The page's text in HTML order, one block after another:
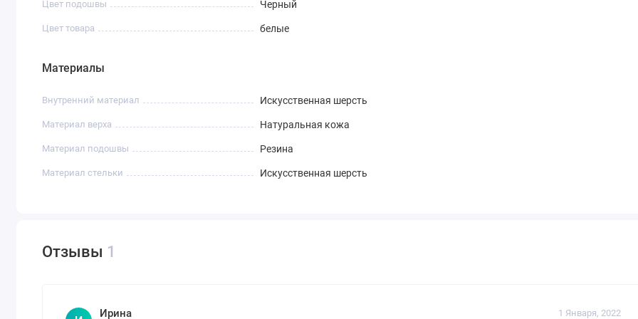
Цвет подошвы Черный
Цвет товара белые
Материалы
Внутренний материал Искусственная шерсть
Материал верха Натуральная кожа
Материал подошвы Резина
Материал стельки Искусственная шерсть
Отзывы 1
Ирина 1 Января, 2022